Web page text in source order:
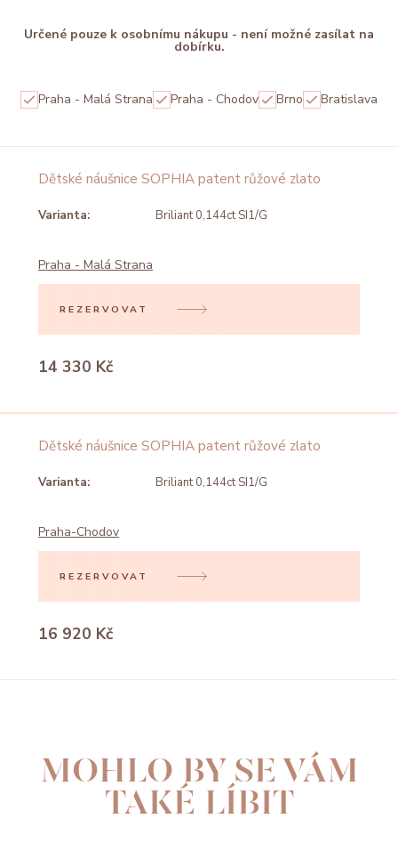
Určené pouze k osobnímu nákupu - není možné zasílat na
dobírku.
Praha - Malá Strana Praha - Chodov Brno Bratislava
Dětské náušnice SOPHIA patent růžové zlato
Varianta: Briliant 0,144ct SI1/G
Praha - Malá Strana
REZERVOVAT
14 330 Kč
Dětské náušnice SOPHIA patent růžové zlato
Varianta: Briliant 0,144ct SI1/G
Praha-Chodov
REZERVOVAT
16 920 Kč
MOHLO BY SE VÁM
TAKÉ LÍBIT